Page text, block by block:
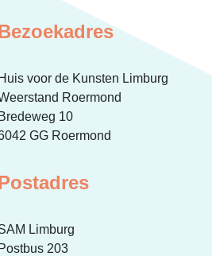
Huis voor de Kunsten Limburg
Roermond
Bredeweg 10
GG Roermond
Limburg
Postbus 203